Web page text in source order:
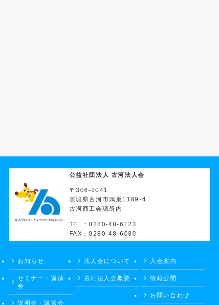
公益社団法人 古河法人会
〒306-0041
茨城県古河市鴻巣1189-4
古河商工会議所内
TEL：0280-48-6123
FAX：0280-48-6080
お知らせ
セミナー・講演
会
説明会・講習会
法人会について
古河法人会概要
入会案内
情報公開
お問い合わせ